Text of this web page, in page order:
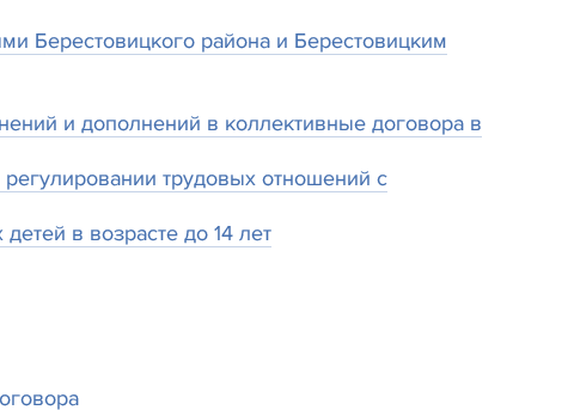
Берестовицкого района и Берестовицким
и дополнений в коллективные договора в
трудовых отношений с
в возрасте до 14 лет